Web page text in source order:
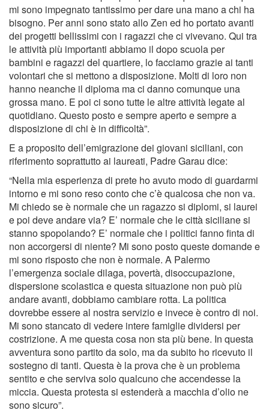
mi sono impegnato tantissimo per dare una mano a chi ha
bisogno. Per anni sono stato allo Zen ed ho portato avanti
dei progetti bellissimi con i ragazzi che ci vivevano. Qui tra
le attività più importanti abbiamo il dopo scuola per
bambini e ragazzi del quartiere, lo facciamo grazie ai tanti
volontari che si mettono a disposizione. Molti di loro non
hanno neanche il diploma ma ci danno comunque una
grossa mano. E poi ci sono tutte le altre attività legate al
quotidiano. Questo posto e sempre aperto e sempre a
disposizione di chi è in difficoltà”.
E a proposito dell’emigrazione dei giovani siciliani, con
riferimento soprattutto ai laureati, Padre Garau dice:
“Nella mia esperienza di prete ho avuto modo di guardarmi
intorno e mi sono reso conto che c’è qualcosa che non va.
Mi chiedo se è normale che un ragazzo si diplomi, si laurei
e poi deve andare via? E’ normale che le città siciliane si
stanno spopolando? E’ normale che i politici fanno finta di
non accorgersi di niente? Mi sono posto queste domande e
mi sono risposto che non è normale. A Palermo
l’emergenza sociale dilaga, povertà, disoccupazione,
dispersione scolastica e questa situazione non può più
andare avanti, dobbiamo cambiare rotta. La politica
dovrebbe essere al nostra servizio e invece è contro di noi.
Mi sono stancato di vedere intere famiglie dividersi per
costrizione. A me questa cosa non sta più bene. In questa
avventura sono partito da solo, ma da subito ho ricevuto il
sostegno di tanti. Questa è la prova che è un problema
sentito e che serviva solo qualcuno che accendesse la
miccia. Questa protesta si estenderà a macchia d’olio ne
sono sicuro”.